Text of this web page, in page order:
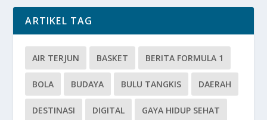
ARTIKEL TAG
AIR TERJUN BASKET BERITA FORMULA 1
BOLA BUDAYA BULU TANGKIS DAERAH
DESTINASI DIGITAL GAYA HIDUP SEHAT